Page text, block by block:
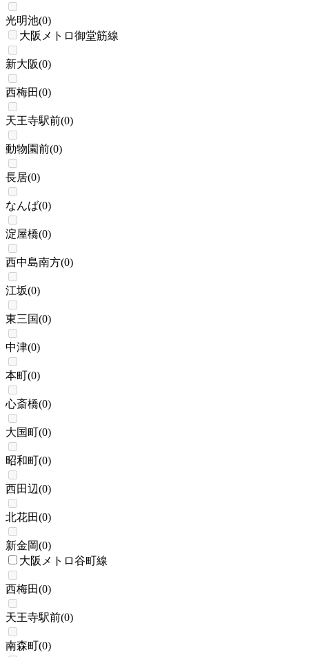
光明池(0)
大阪メトロ御堂筋線
新大阪(0)
西梅田(0)
天王寺駅前(0)
動物園前(0)
長居(0)
なんば(0)
淀屋橋(0)
西中島南方(0)
江坂(0)
東三国(0)
中津(0)
本町(0)
心斎橋(0)
大国町(0)
昭和町(0)
西田辺(0)
北花田(0)
新金岡(0)
大阪メトロ谷町線
西梅田(0)
天王寺駅前(0)
南森町(0)